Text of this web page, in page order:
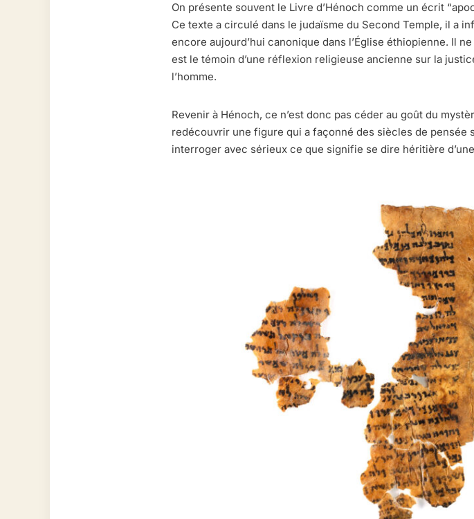
On présente souvent le Livre d’Hénoch comme un écrit
Ce texte a circulé dans le judaïsme du Second Temple, il a
encore aujourd’hui canonique dans l’Église éthiopienne. Il
est le témoin d’une réflexion religieuse ancienne sur la
l’homme.
Revenir à Hénoch, ce n’est donc pas céder au goût du
redécouvrir une figure qui a façonné des siècles de
interroger avec sérieux ce que signifie se dire héritière